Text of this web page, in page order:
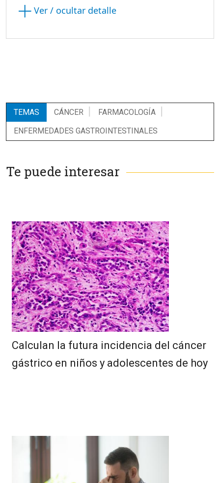
Ver / ocultar detalle
TEMAS CÁNCER
FARMACOLOGÍA
ENFERMEDADES GASTROINTESTINALES
Te puede interesar
Calculan la futura incidencia del cáncer
gástrico en niños y adolescentes de hoy